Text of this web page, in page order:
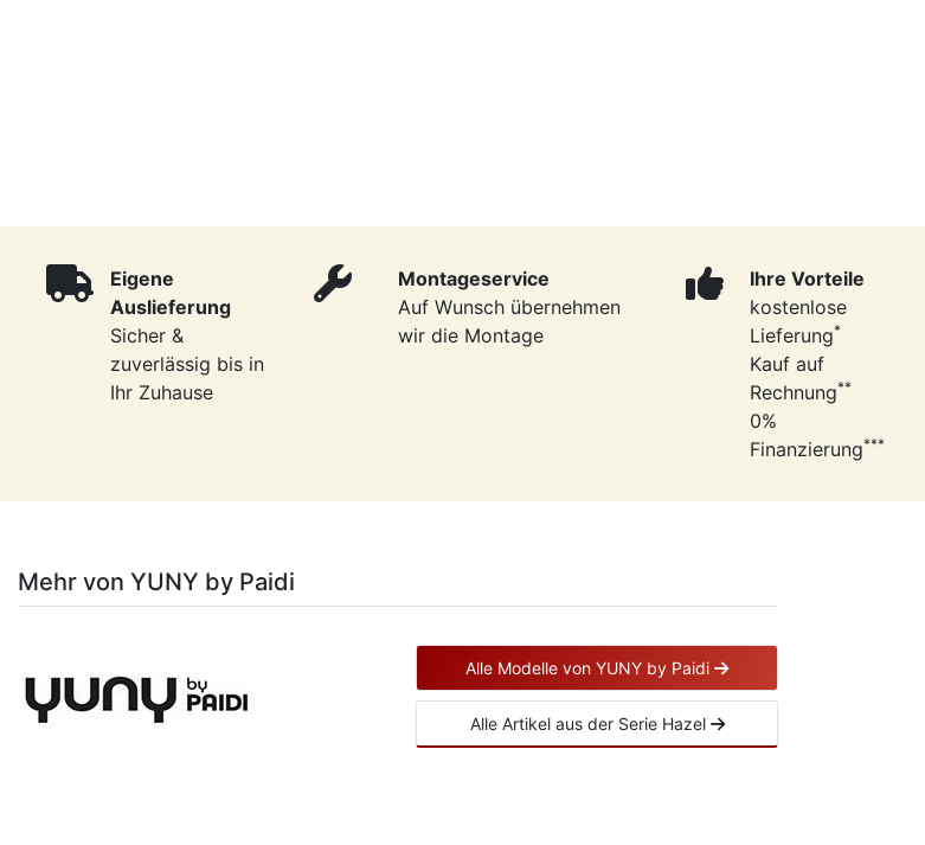
Eigene
Auslieferung
Sicher &
zuverlässig bis in
Ihr Zuhause
Montageservice
Auf Wunsch übernehmen
wir die Montage
Ihre Vorteile
kostenlose
Lieferung*
Kauf auf
Rechnung**
0%
Finanzierung***
Mehr von YUNY by Paidi
Alle Modelle von YUNY by Paidi
Alle Artikel aus der Serie Hazel